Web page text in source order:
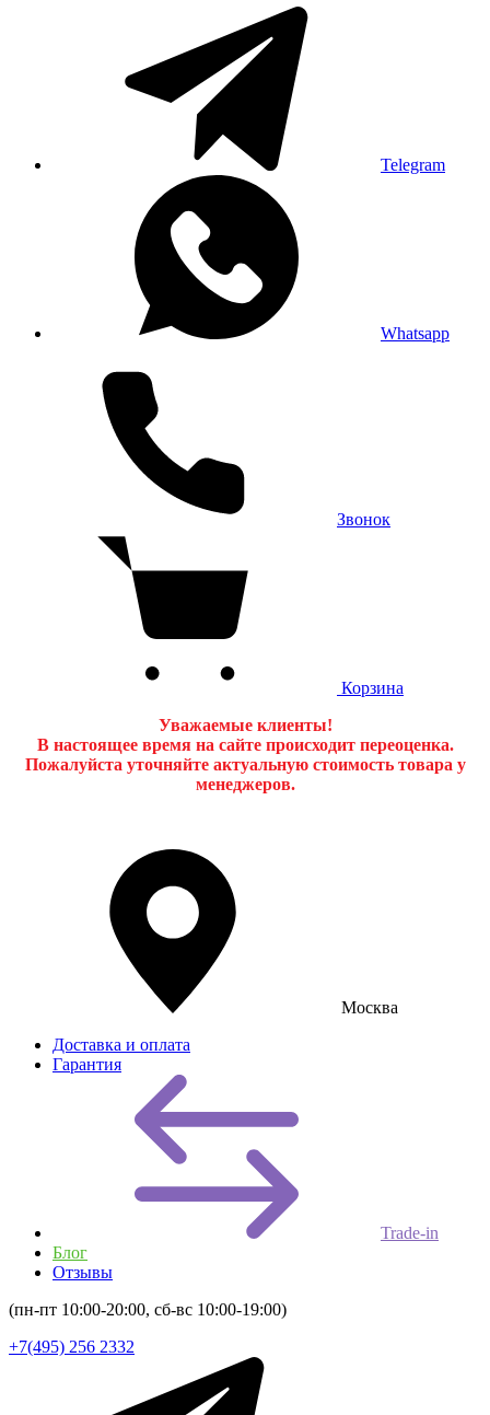
Telegram
Whatsapp
Звонок
Корзина
Уважаемые клиенты!
В настоящее время на сайте происходит переоценка.
Пожалуйста уточняйте актуальную стоимость товара у
менеджеров.
Москва
Доставка и оплата
Гарантия
Trade-in
Блог
Отзывы
(пн-пт 10:00-20:00, сб-вс 10:00-19:00)
+7(495) 256 2332